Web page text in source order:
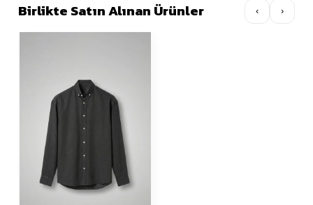
Birlikte Satın Alınan Ürünler ‹ ›